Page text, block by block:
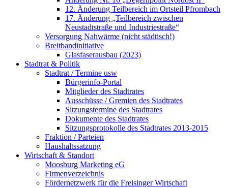
12. Änderung Teilbereich im Ortsteil Pfrombach
17. Änderung „Teilbereich zwischen
Neustadtstraße und Industriestraße“
Versorgung Nahwärme (nicht städtisch!)
Breitbandinitiative
Glasfaserausbau (2023)
Stadtrat & Politik
Stadtrat / Termine usw
Bürgerinfo-Portal
Mitglieder des Stadtrates
Ausschüsse / Gremien des Stadtrates
Sitzungstermine des Stadtrates
Dokumente des Stadtrates
Sitzungsprotokolle des Stadtrates 2013-2015
Fraktion / Parteien
Haushaltssatzung
Wirtschaft & Standort
Moosburg Marketing eG
Firmenverzeichnis
Fördernetzwerk für die Freisinger Wirtschaft